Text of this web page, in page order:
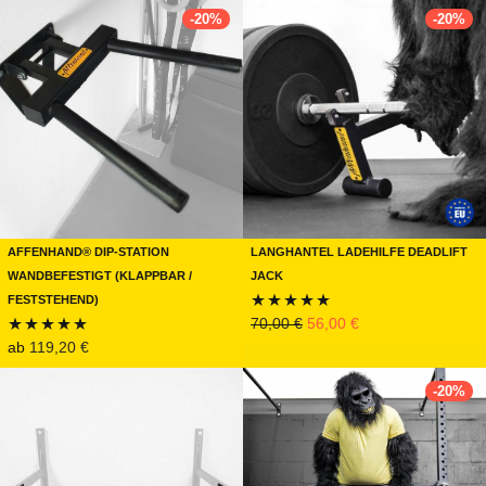
-20%
Affenhand® Dip-Station
Wandbefestigt (Klappbar /
Feststehend)
Bewertet mit
ab 119,20 €
-20%
Langhantel Ladehilfe DEADLIFT
JACK
Bewertet mit
70,00€ Ursprünglicher Preis war:
56,00 €Aktueller Preis ist:
-20%